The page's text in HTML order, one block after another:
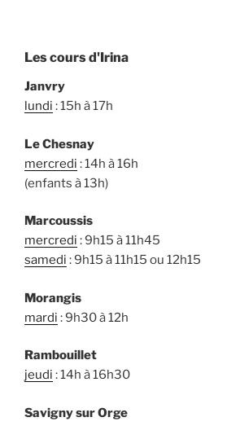
Les cours d'Irina
Janvry
lundi : 15h à 17h
Le Chesnay
mercredi : 14h à 16h
(enfants à 13h)
Marcoussis
mercredi : 9h15 à 11h45
samedi : 9h15 à 11h15 ou 12h15
Morangis
mardi : 9h30 à 12h
Rambouillet
jeudi : 14h à 16h30
Savigny sur Orge